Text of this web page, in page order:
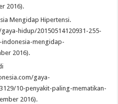
2016).
Mengidap Hipertensi.
hidup/20150514120931-255-
mengidap-
2016).
gaya-
10-penyakit-paling-mematikan-
2016).